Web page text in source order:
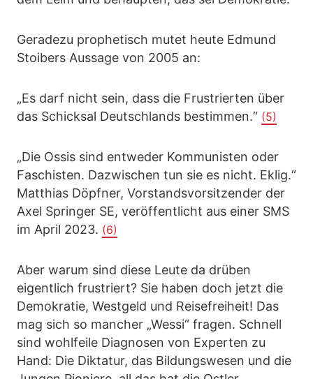
Geradezu prophetisch mutet heute Edmund
Stoibers Aussage von 2005 an:
„Es darf nicht sein, dass die Frustrierten über
das Schicksal Deutschlands bestimmen.“ (5)
„Die Ossis sind entweder Kommunisten oder
Faschisten. Dazwischen tun sie es nicht. Eklig.“
Matthias Döpfner, Vorstandsvorsitzender der
Axel Springer SE, veröffentlicht aus einer SMS
im April 2023. (6)
Aber warum sind diese Leute da drüben
eigentlich frustriert? Sie haben doch jetzt die
Demokratie, Westgeld und Reisefreiheit! Das
mag sich so mancher „Wessi“ fragen. Schnell
sind wohlfeile Diagnosen von Experten zu
Hand: Die Diktatur, das Bildungswesen und die